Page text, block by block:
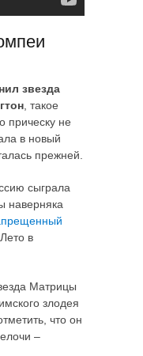
звезда
, такое
прическу не
в новый
прежней.
сыграла
наверняка
в
Матрицы
злодея
что он
–